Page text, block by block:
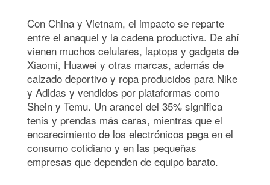
Con China y Vietnam, el impacto se reparte
entre el anaquel y la cadena productiva. De ahí
vienen muchos celulares, laptops y gadgets de
Xiaomi, Huawei y otras marcas, además de
calzado deportivo y ropa producidos para Nike
y Adidas y vendidos por plataformas como
Shein y Temu. Un arancel del 35% significa
tenis y prendas más caras, mientras que el
encarecimiento de los electrónicos pega en el
consumo cotidiano y en las pequeñas
empresas que dependen de equipo barato.